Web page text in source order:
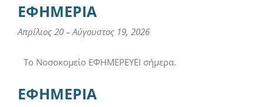
ΕΦΗΜΕΡΙΑ
Απρίλιος 20 – Αύγουστος 19, 2026
Το Νοσοκομείο ΕΦΗΜΕΡΕΥΕΙ σήμερα.
ΕΦΗΜΕΡΙΑ